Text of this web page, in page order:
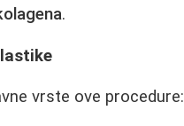
.
vrste ove procedure: